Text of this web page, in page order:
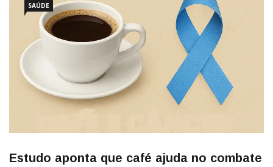
abrupta e são […]
SAÚDE
Estudo aponta que café ajuda no combate